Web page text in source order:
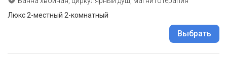
Люкс 2-местный 2-комнатный
Выбрать